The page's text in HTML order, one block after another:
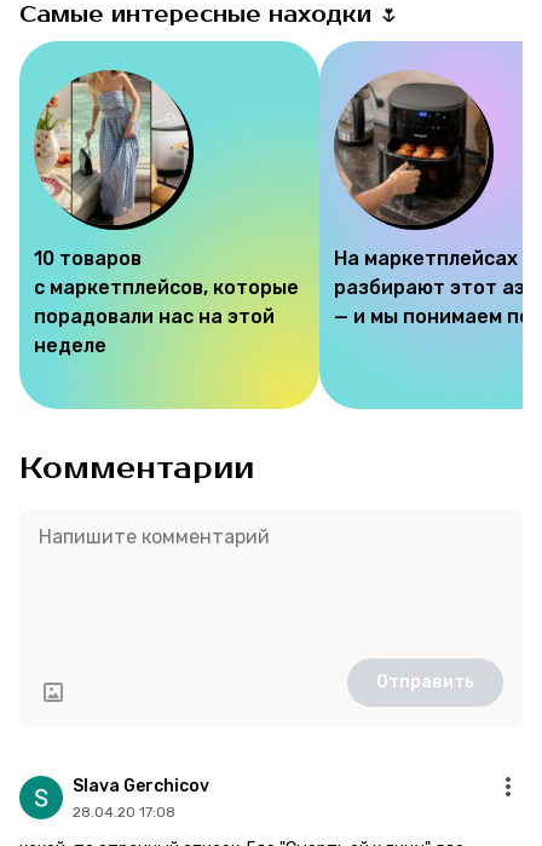
Самые интересные находки 🌷
10 товаров
с маркетплейсов, которые
порадовали нас на этой
неделе
На маркетплейсах
разбирают этот
— и мы понимаем
Комментарии
Отправить
Slava Gerchicov
28.04.20 17:08